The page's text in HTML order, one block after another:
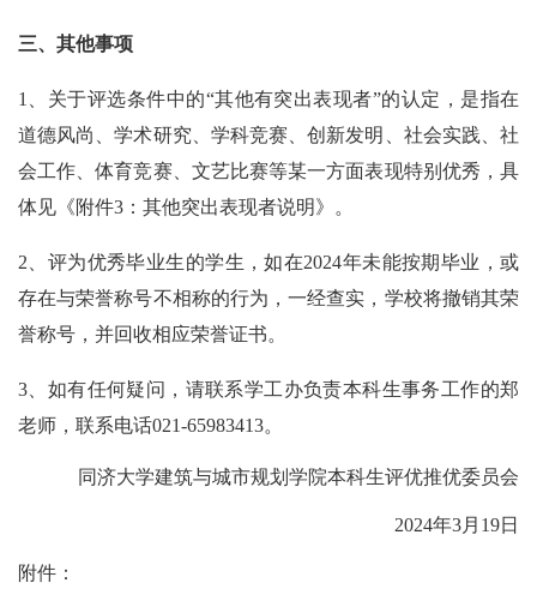
三、其他事项
1
、关于评选条件中的“其他有突出表现者”的认定，是指在
道德风尚、学术研究、学科竞赛、创新发明、社会实践、社
会工作、体育竞赛、文艺比赛等某一方面表现特别优秀，具
体见《附件3 ：其他突出表现者说明》。
2 、评为优秀毕业生的学生，如在2024年未能按期毕业，或
存在与荣誉称号不相称的行为，一经查实，学校将撤销其荣
誉称号，并回收相应荣誉证书。
3 、如有任何疑问，请联系学工办负责本科生事务工作的郑
老师，联系电话021-65983413。
同济大学建筑与城市规划学院本科生评优推优委员会
2024年3月 19日
附件：